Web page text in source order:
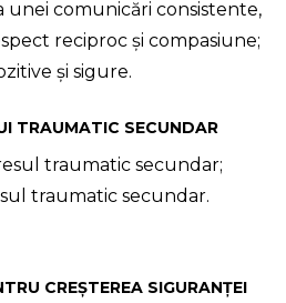
unei comunicări consistente,
reciproc și compasiune;
și sigure.
TRAUMATIC SECUNDAR
traumatic secundar;
traumatic secundar.
CREȘTEREA SIGURANȚEI